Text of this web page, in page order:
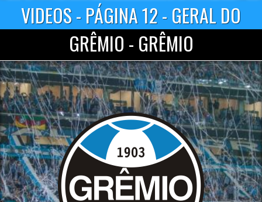
VIDEOS - PÁGINA 12 - GERAL DO
GRÊMIO - GRÊMIO